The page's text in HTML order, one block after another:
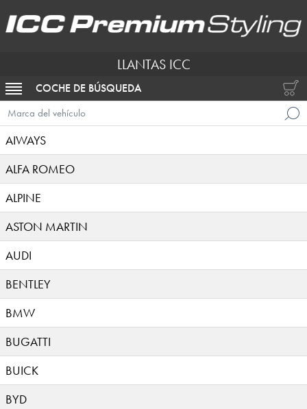
LLANTAS ICC
ACTIVAR NAVEGACIÓN
COCHE DE BÚSQUEDA
Marca del vehículo
AIWAYS
ALFA ROMEO
ALPINE
ASTON MARTIN
AUDI
BENTLEY
BMW
BUGATTI
BUICK
BYD